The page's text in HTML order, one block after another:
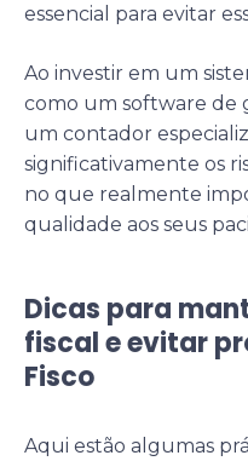
essencial para evitar
Ao investir em um
como um software de
um contador
significativamente os
no que realmente
qualidade aos seus
Dicas para
fiscal e evitar
Fisco
Aqui estão algumas